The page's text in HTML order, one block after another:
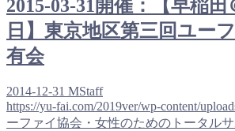
2015-03-31開催：【早稲田
日】東京地区第三回ユー
有会
2014-12-31 MStaff
https://yu-fai.com/2019ver/wp-content/
ーファイ協会・女性のためのトータル